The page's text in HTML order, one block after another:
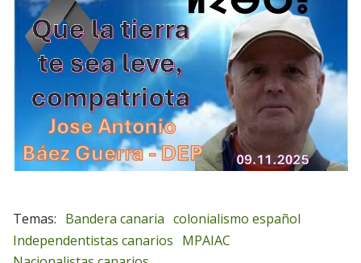
Bandera canaria colonialismo español
Independentistas canarios MPAIAC